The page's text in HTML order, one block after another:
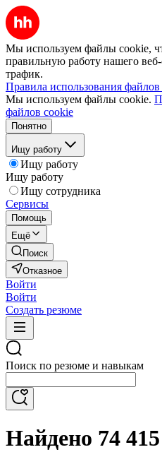
Мы используем файлы cookie,
правильную работу нашего веб-
трафик.
Правила использования
Мы используем файлы cookie.
файлов cookie
Понятно
Ищу работу
Ищу работу
Ищу работу
Ищу сотрудника
Сервисы
Помощь
Ещё
Поиск
Отказное
Войти
Войти
Создать резюме
Поиск по резюме и навыкам
Найдено 74